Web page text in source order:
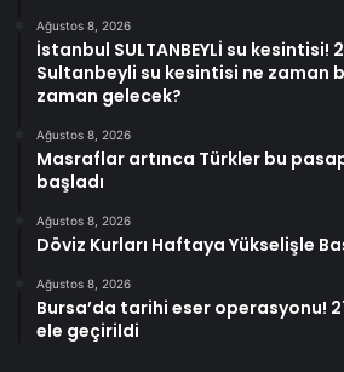
Ağustos 8, 2026
İstanbul SULTANBEYLİ su kesintisi!
Sultanbeyli su kesintisi ne zaman
zaman gelecek?
Ağustos 8, 2026
Masraflar artınca Türkler bu
başladı
Ağustos 8, 2026
Döviz Kurları Haftaya Yükselişle
Ağustos 8, 2026
Bursa’da tarihi eser operasyonu!
ele geçirildi